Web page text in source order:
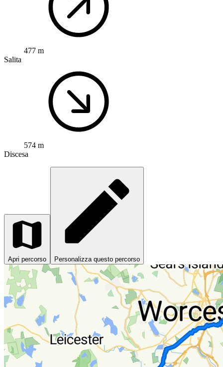
477 m
Salita
574 m
Discesa
Apri percorso Personalizza questo percorso